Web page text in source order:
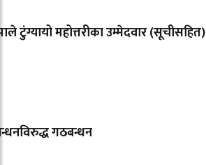
टुंग्यायो महोत्तरीका उम्मेदवार (सूचीसहित)
गठबन्धन